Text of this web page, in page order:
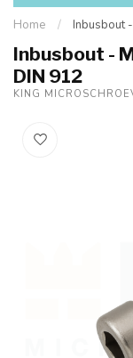
Home / Inbusbout
Inbusbout -
DIN 912
KING